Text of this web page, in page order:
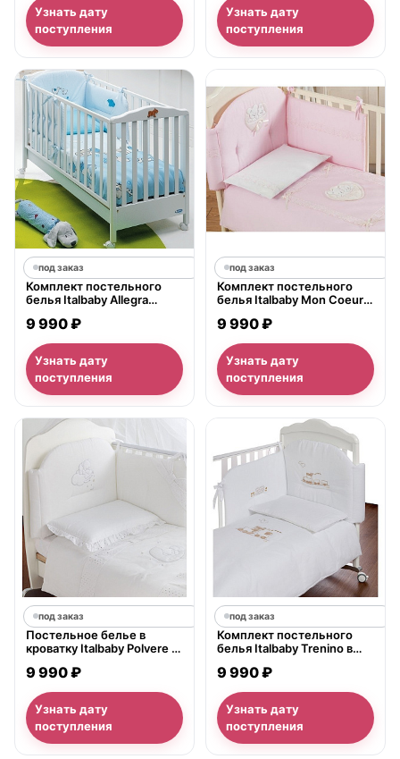
Узнать дату
поступления
Узнать дату
поступления
под заказ
Комплект постельного
белья Italbaby Allegra
предметов
9 990 ₽
Узнать дату
поступления
под заказ
Комплект постельного
белья Italbaby Mon Coeur в
9 990 ₽
Узнать дату
поступления
под заказ
Постельное белье в
кроватку Italbaby Polvere di
9 990 ₽
Узнать дату
поступления
под заказ
Комплект постельного
белья Italbaby Trenino в
9 990 ₽
Узнать дату
поступления